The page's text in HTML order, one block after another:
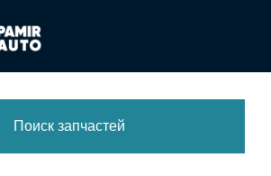
Поиск запчастей